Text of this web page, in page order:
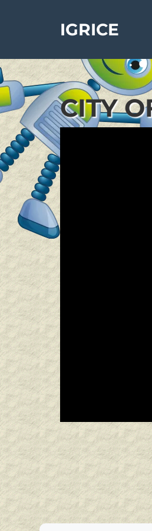
IGRICE
CITY